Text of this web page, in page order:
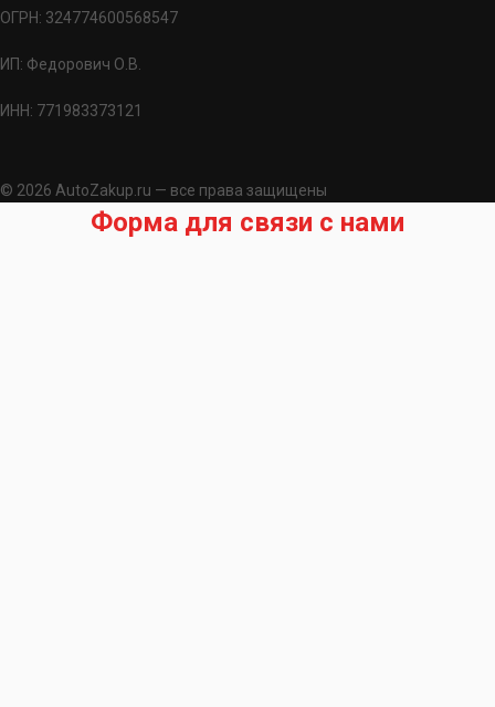
ОГРН: 324774600568547
ИП: Федорович О.В.
ИНН: 771983373121
© 2026 AutoZakup.ru — все права защищены
Форма для связи с нами